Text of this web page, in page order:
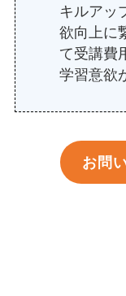
キルアッ
欲向上に
て受講費
学習意欲
お問